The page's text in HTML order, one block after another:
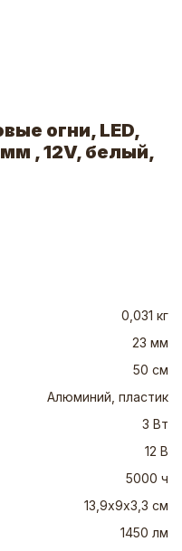
огни, LED,
, 12V, белый,
0,031 кг
23 мм
50 см
Алюминий, пластик
3 Вт
12 В
5000 ч
13,9х9х3,3 см
1450 лм